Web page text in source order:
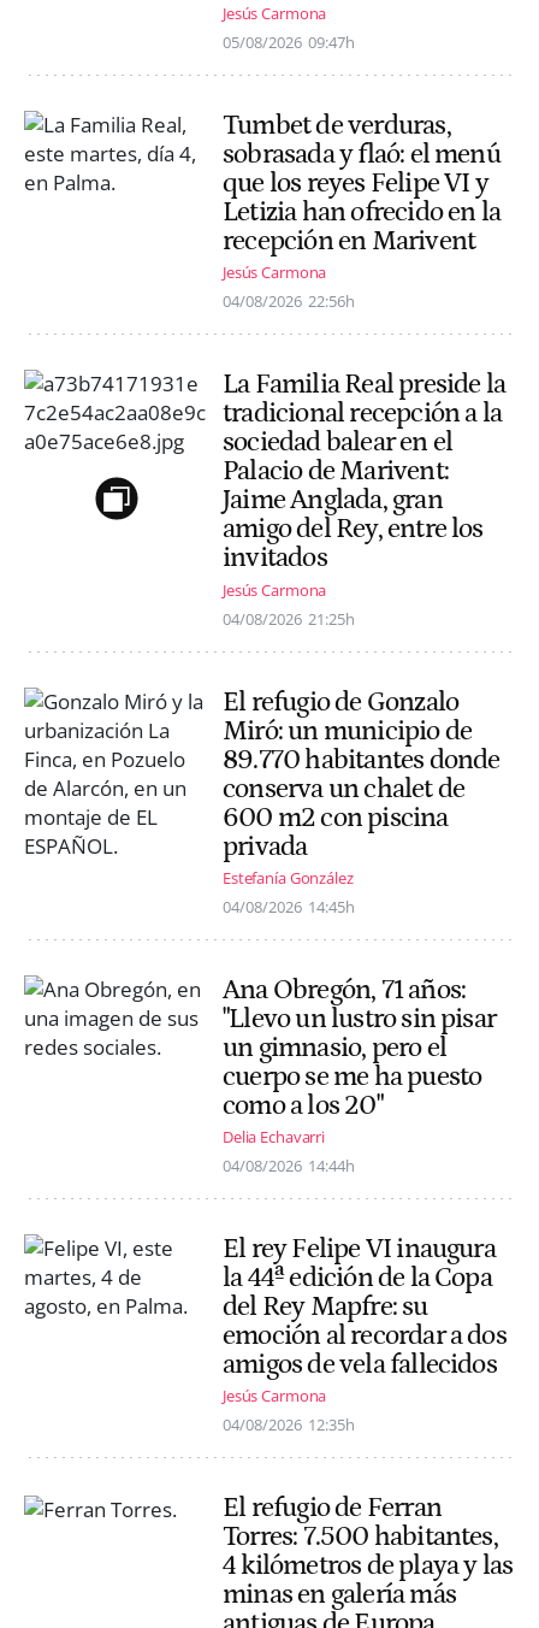
Jesús Carmona
05/08/2026 09:47h
Tumbet de verduras,
sobrasada y flaó: el menú
que los reyes Felipe VI y
Letizia han ofrecido en la
recepción en Marivent
Jesús Carmona
04/08/2026 22:56h
La Familia Real preside la
tradicional recepción a la
sociedad balear en el
Palacio de Marivent:
Jaime Anglada, gran
amigo del Rey, entre los
invitados
Jesús Carmona
04/08/2026 21:25h
El refugio de Gonzalo
Miró: un municipio de
89.770 habitantes donde
conserva un chalet de
600 m2 con piscina
privada
Estefanía González
04/08/2026 14:45h
Ana Obregón, 71 años:
"Llevo un lustro sin pisar
un gimnasio, pero el
cuerpo se me ha puesto
como a los 20"
Delia Echavarri
04/08/2026 14:44h
El rey Felipe VI inaugura
la 44ª edición de la Copa
del Rey Mapfre: su
emoción al recordar a dos
amigos de vela fallecidos
Jesús Carmona
04/08/2026 12:35h
El refugio de Ferran
Torres: 7.500 habitantes,
4 kilómetros de playa y las
minas en galería más